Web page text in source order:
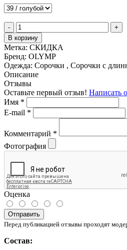
-
+
В корзину
Метка: СКИДКА
Бренд: OLYMP
Одежда: Сорочки , Сорочки с
Описание
Отзывы
Оставьте первый отзыв! Написать
Имя *
E-mail *
Комментарий *
Фотография
Оценка
Отправить
Перед публикацией отзывы проходят
Состав: